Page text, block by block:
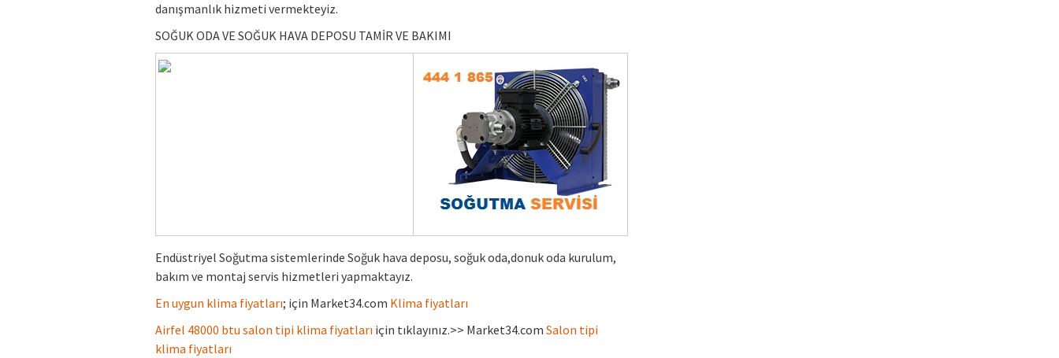
danışmanlık hizmeti vermekteyiz.
SOĞUK ODA VE SOĞUK HAVA DEPOSU TAMİR VE BAKIMI
Endüstriyel Soğutma sistemlerinde Soğuk hava deposu, soğuk oda,donuk oda kurulum,
bakım ve montaj servis hizmetleri yapmaktayız.
En uygun klima fiyatları; için Market34.com Klima fiyatları
Airfel 48000 btu salon tipi klima fiyatları için tıklayınız.>> Market34.com Salon tipi
klima fiyatları